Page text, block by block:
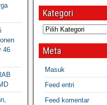
Kategori
Meta
Masuk
Feed entri
Feed komentar
46